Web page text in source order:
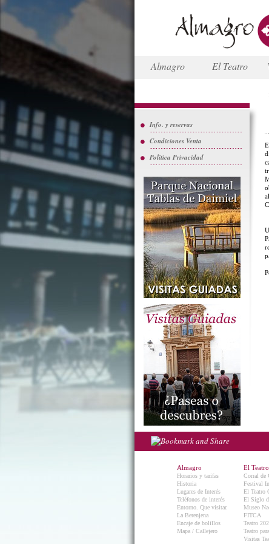
Almagro El Teatro
Info. y reservas
Condiciones Venta
Política Privacidad
Almagro
Horarios y tarifas
Historia
Lugares de Interés
Teléfonos de interés
Entorno. Que visitar.
La Berenjena
Encaje de bolillos
Mapa / Callejero
El Teatro
Corral de
Festival
El Teatro
El Siglo
Museo
FITCA
Teatro
Teatro
Visitas